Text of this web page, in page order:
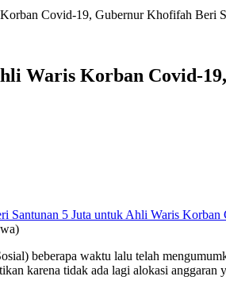
Covid-19, Gubernur Khofifah Beri
Waris Korban Covid-
beberapa waktu lalu telah
karena tidak ada lagi alokasi anggaran